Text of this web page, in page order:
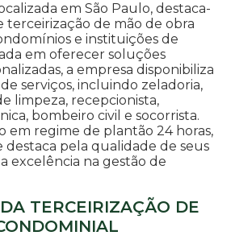
em São Paulo, destaca-
terceirização de mão de obra
e instituições de
em oferecer soluções
a empresa disponibiliza
serviços, incluindo zeladoria,
limpeza, recepcionista,
bombeiro civil e socorrista.
em regime de plantão 24 horas,
destaca pela qualidade de seus
excelência na gestão de
TERCEIRIZAÇÃO DE